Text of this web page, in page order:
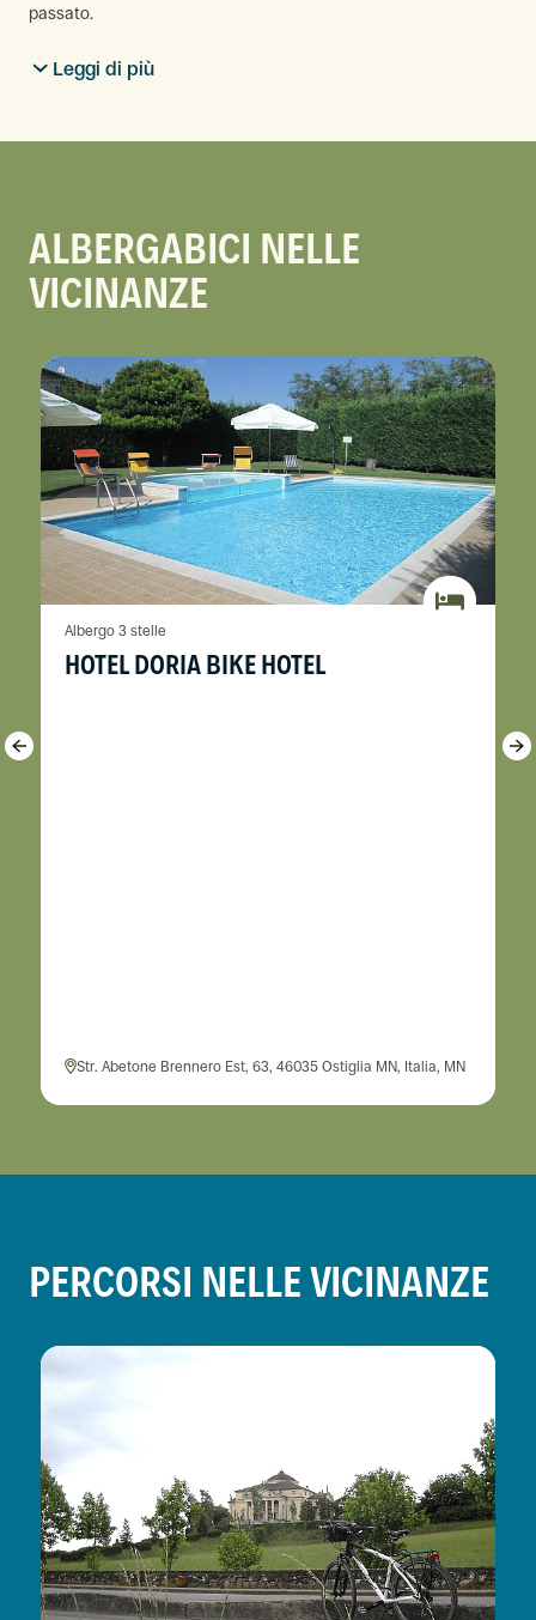
passato.
Leggi di più
ALBERGABICI NELLE
VICINANZE
Albergo 3 stelle
HOTEL DORIA BIKE HOTEL
Str. Abetone Brennero Est, 63, 46035 Ostiglia MN, Italia, MN
PERCORSI NELLE VICINANZE